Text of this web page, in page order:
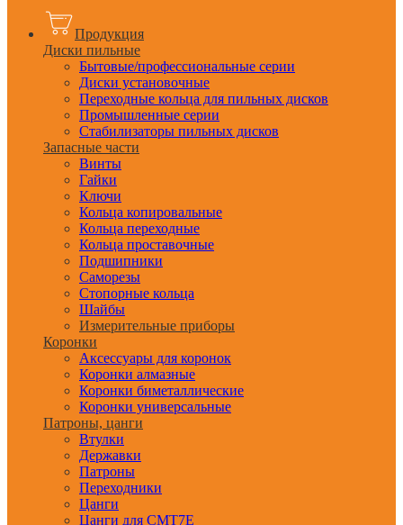
Продукция
Диски пильные
Бытовые/профессиональные серии
Диски установочные
Переходные кольца для пильных дисков
Промышленные серии
Стабилизаторы пильных дисков
Запасные части
Винты
Гайки
Ключи
Кольца копировальные
Кольца переходные
Кольца проставочные
Подшипники
Саморезы
Стопорные кольца
Шайбы
Измерительные приборы
Коронки
Аксессуары для коронок
Коронки алмазные
Коронки биметаллические
Коронки универсальные
Патроны, цанги
Втулки
Державки
Патроны
Переходники
Цанги
Цанги для CMT7E